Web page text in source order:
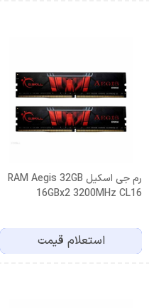
رم جی اسکیل RAM Aegis 32GB
16GBx2 3200MHz CL16
استعلام قیمت